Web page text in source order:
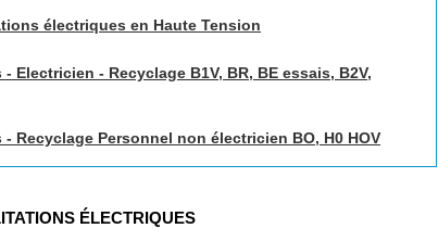
électriques en Haute Tension
- Recyclage B1V, BR, BE essais, B2V,
Recyclage Personnel non électricien BO, H0 HOV
ÉLECTRIQUES